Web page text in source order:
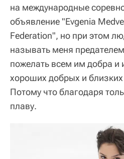
на международные
объявление "Evgenia
Federation", но при этом
называть меня
пожелать всем им добра и
хороших добрых и
Потому что благодаря
плаву.